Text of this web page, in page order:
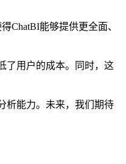
能够提供更全面、
了用户的成本。同时，这
析能力。未来，我们期待